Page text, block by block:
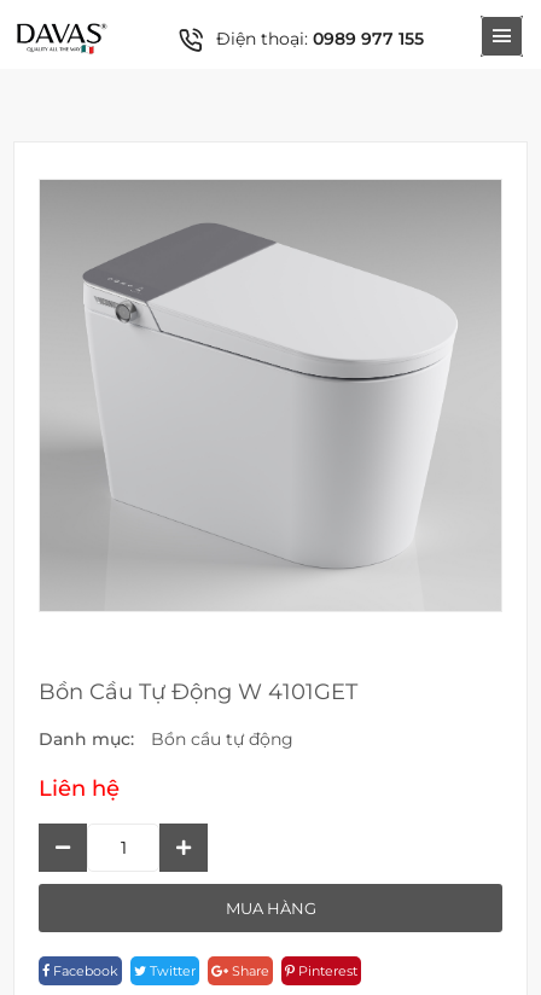
Điện thoại: 0989 977 155
Bồn Cầu Tự Động W 4101GET
Danh mục: Bồn cầu tự động
Liên hệ
W
4101GET
MUA HÀNG
Facebook Twitter Share Pinterest